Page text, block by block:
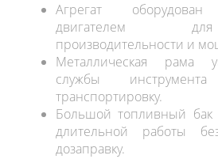
Агрегат оборудован
двигателем
производительности и
Металлическая рама
службы
транспортировку.
Большой топливный бак
длительной работы
дозаправку.